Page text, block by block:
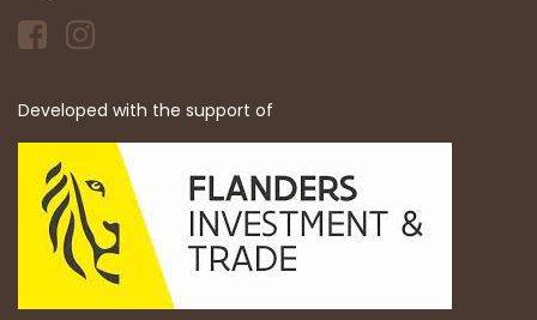
Developed with the support of